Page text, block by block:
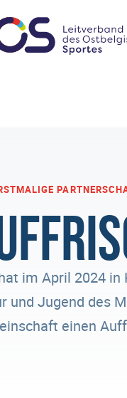
im April 2024
und Jugend des
einen